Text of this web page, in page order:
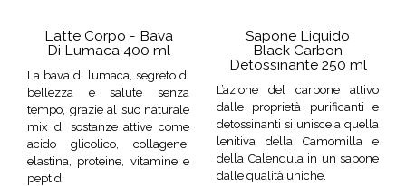
Latte Corpo - Bava
Di Lumaca 400 ml
La bava di lumaca, segreto di
bellezza e salute senza
tempo, grazie al suo naturale
mix di sostanze attive come
acido glicolico, collagene,
elastina, proteine, vitamine e
peptidi
Sapone Liquido
Black Carbon
Detossinante 250 ml
L’azione del carbone attivo
dalle proprietà purificanti e
detossinanti si unisce a quella
lenitiva della Camomilla e
della Calendula in un sapone
dalle qualità uniche.